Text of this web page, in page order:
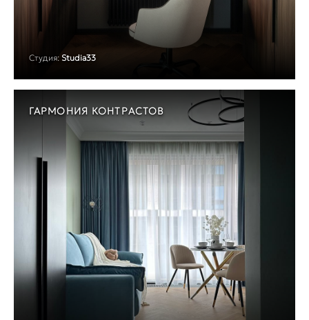
Студия: Studia33
ГАРМОНИЯ КОНТРАСТОВ